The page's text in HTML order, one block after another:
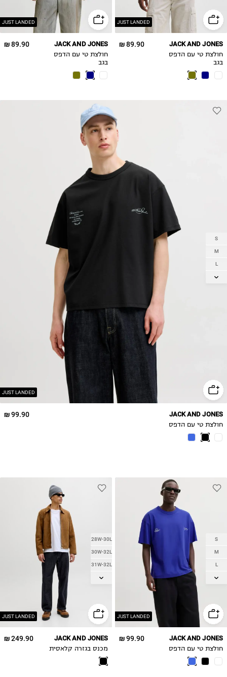
JUST LANDED
89.90 ₪ JACK AND JONES
חולצת טי עם הדפס
בגב
JUST LANDED
89.90 ₪ JACK AND JONES
חולצת טי עם הדפס
בגב
JUST LANDED
S
M
L
XL
99.90 ₪ JACK AND JONES
חולצת טי עם הדפס
JUST LANDED
S
M
L
XL
99.90 ₪ JACK AND JONES
חולצת טי עם הדפס
JUST LANDED
28W-30L
30W-32L
31W-32L
32W-30L
249.90 ₪ JACK AND JONES
מכנס בגזרה קלאסית